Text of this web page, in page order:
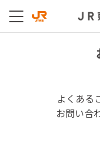
よくある
お問い合